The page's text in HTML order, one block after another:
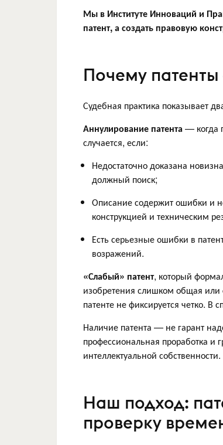
Мы в Институте Инноваций и
патент, а создать правовую
Почему
Судебная практика показывает
Аннулирование патента — когда
случается, если:
Недостаточно доказана
должный поиск;
Описание содержит ошибки и
конструкцией и техническим
Есть серьезные ошибки в
возражений.
«Слабый» патент, который
изобретения слишком общая или
патенте не фиксируется четко. В
Наличие патента — не гарант
профессиональная проработка и
интеллектуальной собственности.
Наш подход:
проверку